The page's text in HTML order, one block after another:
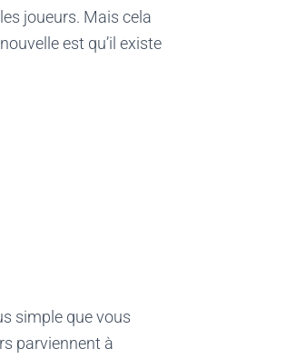
joueurs. Mais cela
est qu’il existe
simple que vous
parviennent à